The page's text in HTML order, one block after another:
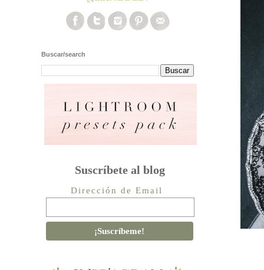
Buscar/search
Suscríbete al blog
Dirección de Email